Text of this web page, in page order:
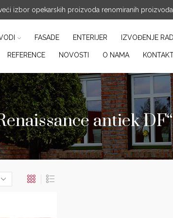
izbor opekarskih proizvoda renomiranih
FASADE ENTERIJER IZVOĐENJE
REFERENCE NOVOSTI O NAMA
antiek DF“